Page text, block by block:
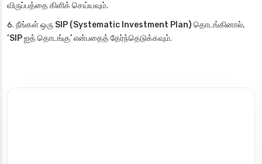
விருப்பத்தை கிளிக் செய்யவும்.
நீங்கள் ஒரு SIP (Systematic Investment Plan) தொடங்கினால்,
‘SIP ஐத் தொடங்கு’என்பதைத் தேர்ந்தெடுக்கவும்.